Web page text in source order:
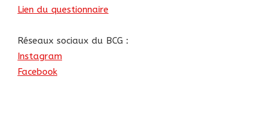
Lien du questionnaire
Réseaux sociaux du BCG :
Instagram
Facebook